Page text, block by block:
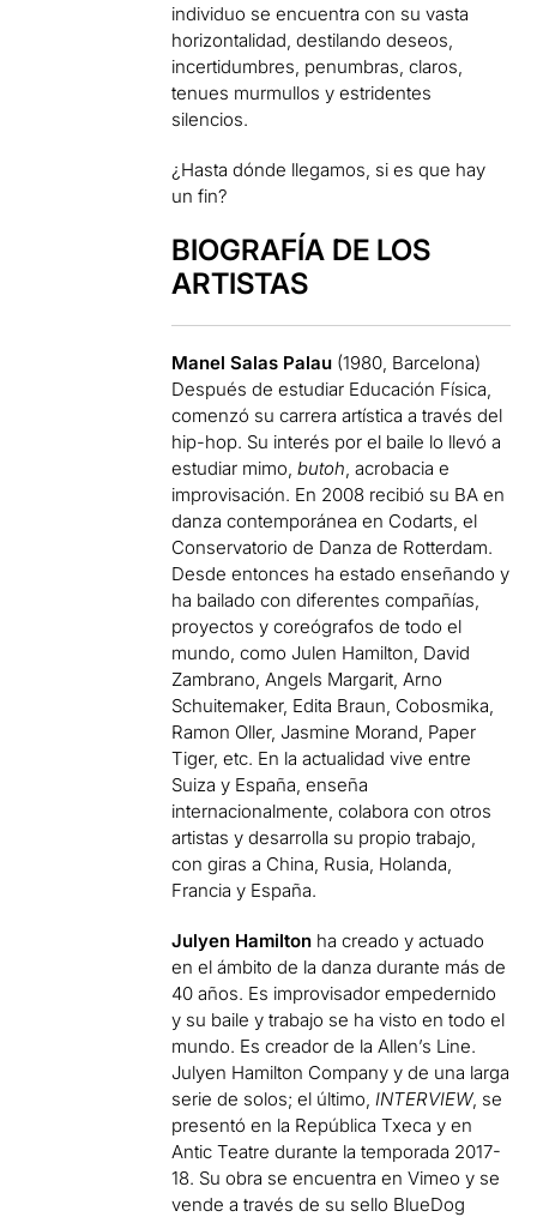
individuo se encuentra con su vasta
horizontalidad, destilando deseos,
incertidumbres, penumbras, claros,
tenues murmullos y estridentes
silencios.
¿Hasta dónde llegamos, si es que hay
un fin?
BIOGRAFÍA DE LOS
ARTISTAS
Manel Salas Palau (1980, Barcelona)
Después de estudiar Educación Física,
comenzó su carrera artística a través del
hip-hop. Su interés por el baile lo llevó a
estudiar mimo,butoh, acrobacia e
improvisación. En 2008 recibió su BA en
danza contemporánea en Codarts, el
Conservatorio de Danza de Rotterdam.
Desde entonces ha estado enseñando y
ha bailado con diferentes compañías,
proyectos y coreógrafos de todo el
mundo, como Julen Hamilton, David
Zambrano, Angels Margarit, Arno
Schuitemaker, Edita Braun, Cobosmika,
Ramon Oller, Jasmine Morand, Paper
Tiger, etc. En la actualidad vive entre
Suiza y España, enseña
internacionalmente, colabora con otros
artistas y desarrolla su propio trabajo,
con giras a China, Rusia, Holanda,
Francia y España.
Julyen Hamilton ha creado y actuado
en el ámbito de la danza durante más de
40 años. Es improvisador empedernido
y su baile y trabajo se ha visto en todo el
mundo. Es creador de la Allen’s Line.
Julyen Hamilton Company y de una larga
serie de solos; el último,INTERVIEW, se
presentó en la República Txeca y en
Antic Teatre durante la temporada 2017-
18. Su obra se encuentra en Vimeo y se
vende a través de su sello BlueDog